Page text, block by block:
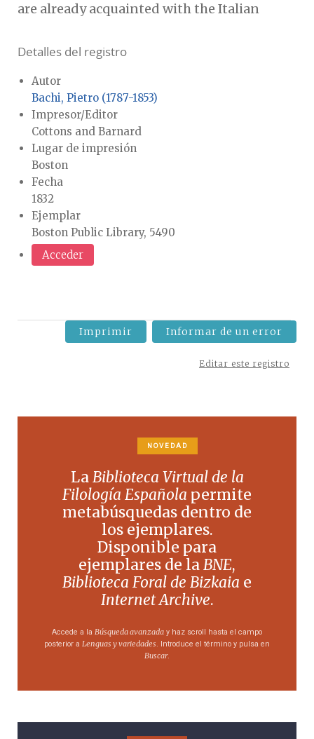
are already acquainted with the Italian
Detalles del registro
Autor
Bachi, Pietro (1787-1853)
Impresor/Editor
Cottons and Barnard
Lugar de impresión
Boston
Fecha
1832
Ejemplar
Boston Public Library, 5490
Acceder
Imprimir Informar de un error
Editar este registro
NOVEDAD
LaBiblioteca Virtual de la
Filología Española permite
metabúsquedas dentro de
los ejemplares.
Disponible para
ejemplares de laBNE,
Biblioteca Foral de Bizkaia e
Internet Archive.
Accede a la Búsqueda avanzada y haz scroll hasta el campo
posterior a Lenguas y variedades . Introduce el término y pulsa en
Buscar.